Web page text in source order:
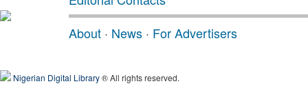
About · News · For Advertisers
Nigerian Digital Library® All rights reserved.